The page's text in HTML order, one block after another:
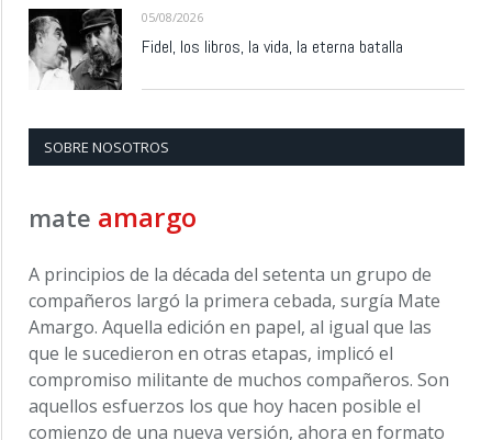
05/08/2026
Fidel, los libros, la vida, la eterna batalla
SOBRE NOSOTROS
mate amargo
A principios de la década del setenta un grupo de
compañeros largó la primera cebada, surgía Mate
Amargo. Aquella edición en papel, al igual que las
que le sucedieron en otras etapas, implicó el
compromiso militante de muchos compañeros. Son
aquellos esfuerzos los que hoy hacen posible el
comienzo de una nueva versión, ahora en formato